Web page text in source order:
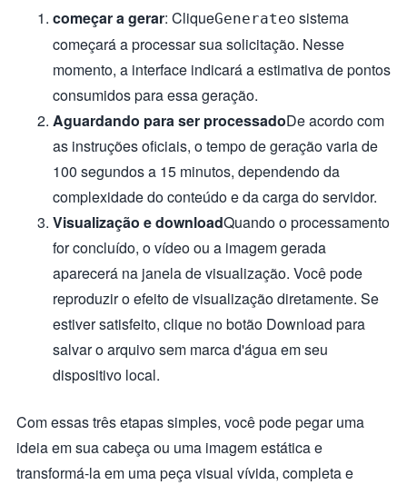
começar a gerar: CliqueGenerateo sistema
começará a processar sua solicitação. Nesse
momento, a interface indicará a estimativa de pontos
consumidos para essa geração.
Aguardando para ser processadoDe acordo com
as instruções oficiais, o tempo de geração varia de
100 segundos a 15 minutos, dependendo da
complexidade do conteúdo e da carga do servidor.
Visualização e downloadQuando o processamento
for concluído, o vídeo ou a imagem gerada
aparecerá na janela de visualização. Você pode
reproduzir o efeito de visualização diretamente. Se
estiver satisfeito, clique no botão Download para
salvar o arquivo sem marca d'água em seu
dispositivo local.
Com essas três etapas simples, você pode pegar uma
ideia em sua cabeça ou uma imagem estática e
transformá-la em uma peça visual vívida, completa e